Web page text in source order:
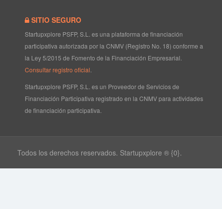
SITIO SEGURO
Startupxplore PSFP, S.L. es una plataforma de financiación
participativa autorizada por la CNMV (Registro No. 18) conforme a
la Ley 5/2015 de Fomento de la Financiación Empresarial.
Consultar registro oficial
Startupxplore PSFP, S.L. es un Proveedor de Servicios de
Financiación Participativa registrado en la CNMV para actividades
de financiación participativa.
Todos los derechos reservados. Startupxplore ® {0}.